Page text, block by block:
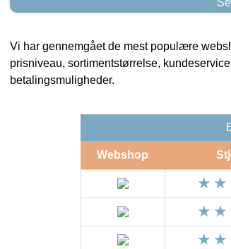
Vi har gennemgået de mest populære
prisniveau, sortimentstørrelse,
betalingsmuligheder.
Webshop